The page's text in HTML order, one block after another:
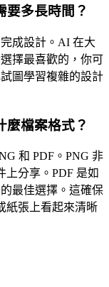
要多長時間？
成設計。AI 在大
擇最喜歡的，你可
圖學習複雜的設計
麼檔案格式？
和 PDF。PNG 非
上分享。PDF 是如
最佳選擇。這確保
紙張上看起來清晰